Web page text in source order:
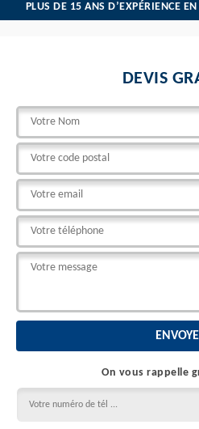
PLUS DE 15 ANS D’EXPÉRIENCE
DEVIS
On vous rappelle